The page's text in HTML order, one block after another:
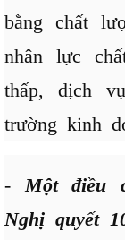
bằng chất
nhân lực
thấp, dịch
trường kinh
-
Một điều
Nghị quyết